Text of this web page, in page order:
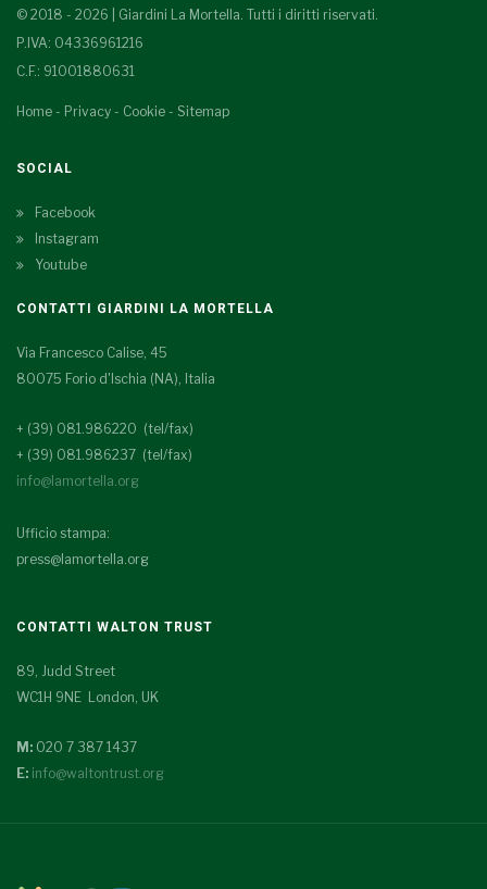
© 2018 - 2026 | Giardini La Mortella. Tutti i diritti riservati.
P.IVA: 04336961216
C.F.: 91001880631
Home - Privacy - Cookie - Sitemap
SOCIAL
Facebook
Instagram
Youtube
CONTATTI GIARDINI LA MORTELLA
Via Francesco Calise, 45
80075 Forio d'Ischia (NA), Italia
+ (39) 081.986220 (tel/fax)
+ (39) 081.986237 (tel/fax)
info@lamortella.org
Ufficio stampa:
press@lamortella.org
CONTATTI WALTON TRUST
89, Judd Street
WC1H 9NE London, UK
M: 020 7 387 1437
E: info@waltontrust.org